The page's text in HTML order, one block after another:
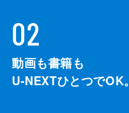
02
動画も書籍も
U-NEXTひとつでOK。